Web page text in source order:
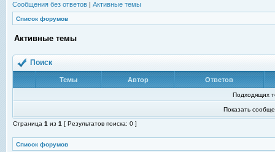
Сообщения без ответов | Активные темы
Список форумов
Активные темы
Поиск
Темы Автор Ответов
Подходящих
Показать
Страница 1 из 1 [ Результатов поиска: 0 ]
Список форумов